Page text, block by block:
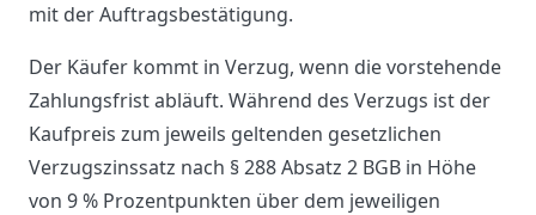
mit der Auftragsbestätigung.
Der Käufer kommt in Verzug, wenn die vorstehende
Zahlungsfrist abläuft. Während des Verzugs ist der
Kaufpreis zum jeweils geltenden gesetzlichen
Verzugszinssatz nach § 288 Absatz 2 BGB in Höhe
von 9 % Prozentpunkten über dem jeweiligen